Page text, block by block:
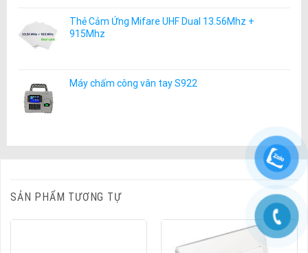
Thẻ Cảm Ứng Mifare UHF Dual 13.56Mhz +
915Mhz
Máy chấm công vân tay S922
SẢN PHẨM TƯƠNG TỰ